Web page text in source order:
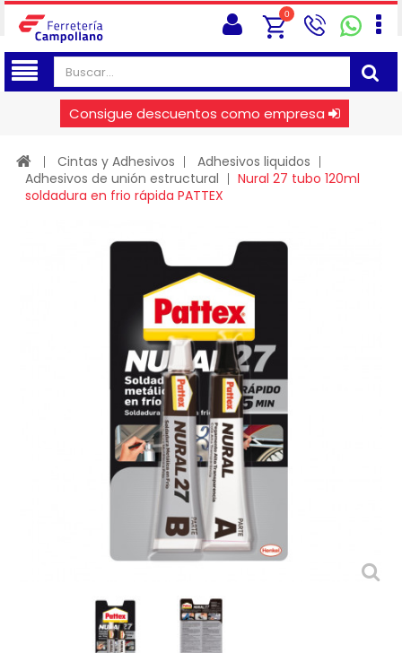
0
Consigue descuentos como empresa
Cintas y Adhesivos
Adhesivos liquidos
Adhesivos de unión estructural
Nural 27 tubo 120ml
soldadura en frio rápida PATTEX